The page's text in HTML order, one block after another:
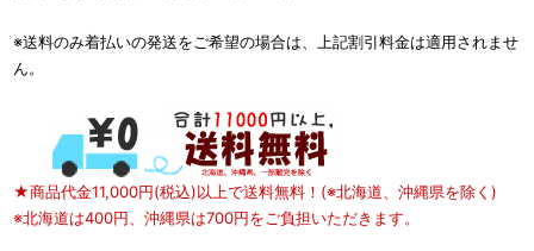
※送料のみ着払いの発送をご希望の場合は、上記割引料金は適用されませ
ん。
★商品代金11,000円(税込)以上で送料無料！(※北海道、沖縄県を除く)
※北海道は400円、沖縄県は700円をご負担いただきます。